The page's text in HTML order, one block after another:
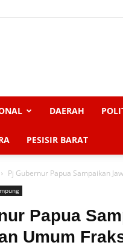
DAERAH
PESISIR BARAT
Pj Gubernur Papua Sampaikan
Papua
Umum